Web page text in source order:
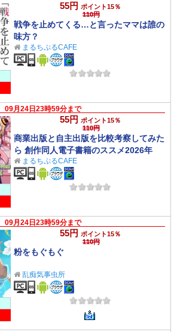
55円 ポイント15％
110円
戦争を止めてくる…と言ったママは誰の
味方？
まるちぷるCAFE
09月24日23時59分まで
55円 ポイント15％
110円
商業出版と自主出版を比較考察してみた
ら 創作同人電子書籍のススメ2026年
まるちぷるCAFE
09月24日23時59分まで
55円 ポイント15％
110円
粉をもぐもぐ
乱痴気事虫所